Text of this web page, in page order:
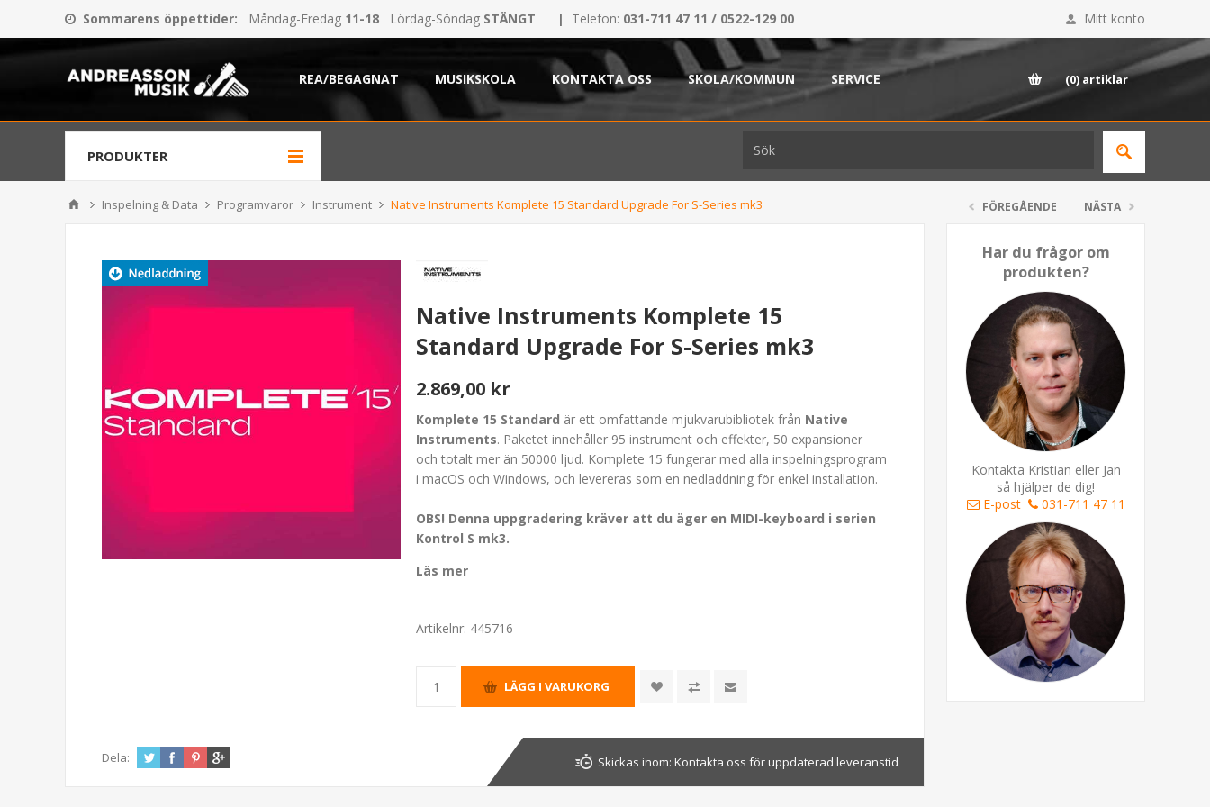
Sommarens öppettider: Måndag-Fredag 11-18 Lördag-Söndag STÄNGT | Telefon: 031-711 47 11 / 0522-129 00 Mitt konto
REA/BEGAGNAT MUSIKSKOLA KONTAKTA OSS SKOLA/KOMMUN SERVICE (0) artiklar
PRODUKTER
Inspelning & Data Programvaror Instrument Native Instruments Komplete 15 Standard Upgrade For S-Series mk3 FÖREGÅENDE NÄSTA
Har du frågor om
produkten?
Kontakta Kristian eller Jan
så hjälper de dig!
E-post
031-711 47 11
Native Instruments Komplete 15
Standard Upgrade For S-Series mk3
2.869,00 kr
Komplete 15 Standard är ett omfattande mjukvarubibliotek från Native
Instruments. Paketet innehåller 95 instrument och effekter, 50 expansioner
och totalt mer än 50000 ljud. Komplete 15 fungerar med alla inspelningsprogram
i macOS och Windows, och levereras som en nedladdning för enkel installation.
OBS! Denna uppgradering kräver att du äger en MIDI-keyboard i serien
Kontrol S mk3.
Läs mer
Artikelnr: 445716
Dela: Skickas inom: Kontakta oss för uppdaterad leveranstid